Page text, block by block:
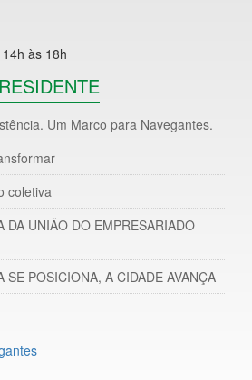
às 18h
Um Marco para Navegantes.
coletiva
DA UNIÃO DO EMPRESARIADO
SE POSICIONA, A CIDADE AVANÇA